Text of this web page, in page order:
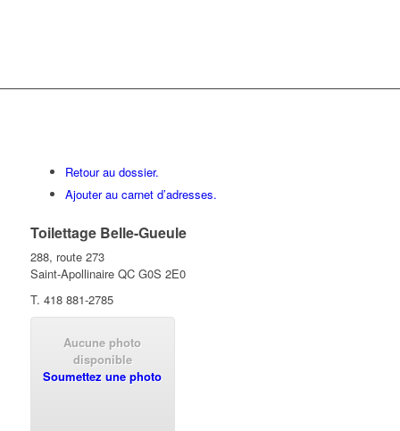
Retour au dossier.
Ajouter au carnet d’adresses.
Toilettage Belle-Gueule
288, route 273
Saint-Apollinaire QC G0S 2E0
T. 418 881-2785
Aucune photo
disponible
Soumettez une photo